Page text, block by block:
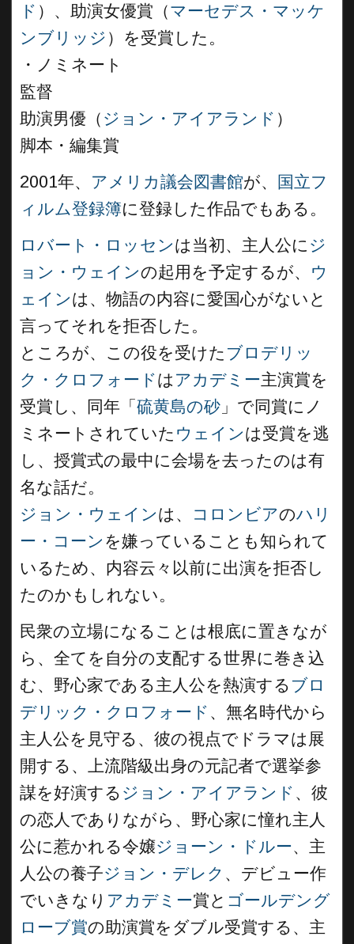
ド ）、助演女優賞（マーセデス・マッケ
ンブリッジ ）を受賞した。
・ノミネート
監督
助演男優（ ジョン・アイアランド ）
脚本・編集賞
2001年、 アメリカ議会図書館が、
国立フ
ィルム登録簿に登録した作品でもある。
ロバート・ロッセンは当初、主人公に ジ
ョン・ウェインの起用を予定するが、 ウ
ェインは、物語の内容に愛国心がないと
言ってそれを拒否した。
ところが、この役を受けた ブロデリッ
ク・クロフォードは アカデミー主演賞を
受賞し、同年「 硫黄島の砂 」で同賞にノ
ミネートされていた ウェインは受賞を逃
し、授賞式の最中に会場を去ったのは有
名な話だ。
ジョン・ウェインは、 コロンビアのハリ
ー・コーン を嫌っていることも知られて
いるため、内容云々以前に出演を拒否し
たのかもしれない。
民衆の立場になることは根底に置きなが
ら、全てを自分の支配する世界に巻き込
む、野心家である主人公を熱演する ブロ
デリック・クロフォード 、無名時代から
主人公を見守る、彼の視点でドラマは展
開する、上流階級出身の元記者で選挙参
謀を好演する ジョン・アイアランド 、彼
の恋人でありながら、野心家に憧れ主人
公に惹かれる令嬢ジョーン・ドルー、主
人公の養子ジョン・デレク 、デビュー作
でいきなり アカデミー賞と ゴールデング
ローブ賞の助演賞をダブル受賞する、主